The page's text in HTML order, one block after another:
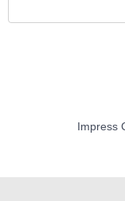
Impress